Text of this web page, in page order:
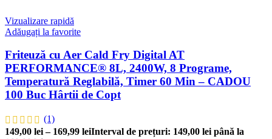
Vizualizare rapidă
Adăugați la favorite
Friteuză cu Aer Cald Fry Digital AT
PERFORMANCE® 8L, 2400W, 8 Programe,
Temperatură Reglabilă, Timer 60 Min – CADOU
100 Buc Hârtii de Copt
(1)
149,00 lei – 169,99 leiInterval de prețuri: 149,00 lei până la